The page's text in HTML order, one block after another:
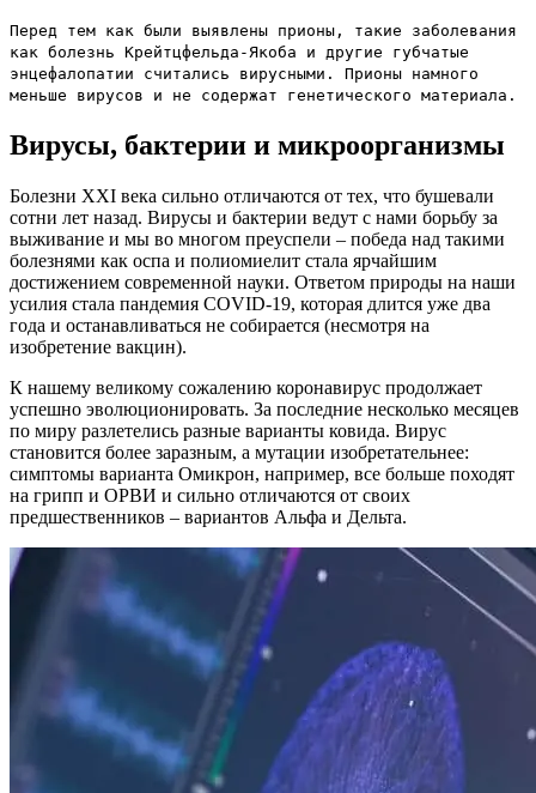
Перед тем как были выявлены прионы, такие заболевания
как болезнь Крейтцфельда-Якоба и другие губчатые
энцефалопатии считались вирусными. Прионы намного
меньше вирусов и не содержат генетического материала.
Вирусы, бактерии и микроорганизмы
Болезни XXI века сильно отличаются от тех, что бушевали
сотни лет назад. Вирусы и бактерии ведут с нами борьбу за
выживание и мы во многом преуспели – победа над такими
болезнями как оспа и полиомиелит стала ярчайшим
достижением современной науки. Ответом природы на наши
усилия стала пандемия COVID-19, которая длится уже два
года и останавливаться не собирается (несмотря на
изобретение вакцин).
К нашему великому сожалению коронавирус продолжает
успешно эволюционировать. За последние несколько месяцев
по миру разлетелись разные варианты ковида. Вирус
становится более заразным, а мутации изобретательнее:
симптомы варианта Омикрон, например, все больше походят
на грипп и ОРВИ и сильно отличаются от своих
предшественников – вариантов Альфа и Дельта.